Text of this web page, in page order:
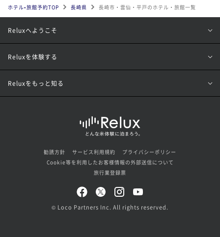
ホテル•旅館予約TOP 長崎県 長崎市・雲仙・平戸のホテル・旅館一覧
Reluxへようこそ
Reluxを体験する
Reluxをもっと知る
勧誘方針 サービス利用規約
プライバシーポリシー
Cookie等を利用したお客様情報の外部送信について
旅行業登録票
© Loco Partners Inc. All rights reserved.